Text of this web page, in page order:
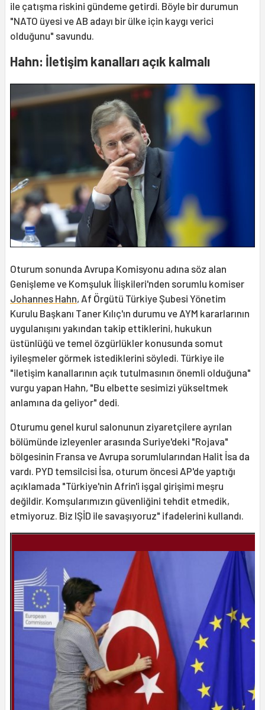
ile çatışma riskini gündeme getirdi. Böyle bir durumun
"NATO üyesi ve AB adayı bir ülke için kaygı verici
olduğunu" savundu.
Hahn: İletişim kanalları açık kalmalı
Oturum sonunda Avrupa Komisyonu adına söz alan
Genişleme ve Komşuluk İlişkileri'nden sorumlu komiser
Johannes Hahn, Af Örgütü Türkiye Şubesi Yönetim
Kurulu Başkanı Taner Kılıç'ın durumu ve AYM kararlarının
uygulanışını yakından takip ettiklerini, hukukun
üstünlüğü ve temel özgürlükler konusunda somut
iyileşmeler görmek istediklerini söyledi. Türkiye ile
"iletişim kanallarının açık tutulmasının önemli olduğuna"
vurgu yapan Hahn, "Bu elbette sesimizi yükseltmek
anlamına da geliyor" dedi.
Oturumu genel kurul salonunun ziyaretçilere ayrılan
bölümünde izleyenler arasında Suriye'deki "Rojava"
bölgesinin Fransa ve Avrupa sorumlularından Halit İsa da
vardı. PYD temsilcisi İsa, oturum öncesi AP'de yaptığı
açıklamada "Türkiye'nin Afrin'i işgal girişimi meşru
değildir. Komşularımızın güvenliğini tehdit etmedik,
etmiyoruz. Biz IŞİD ile savaşıyoruz" ifadelerini kullandı.